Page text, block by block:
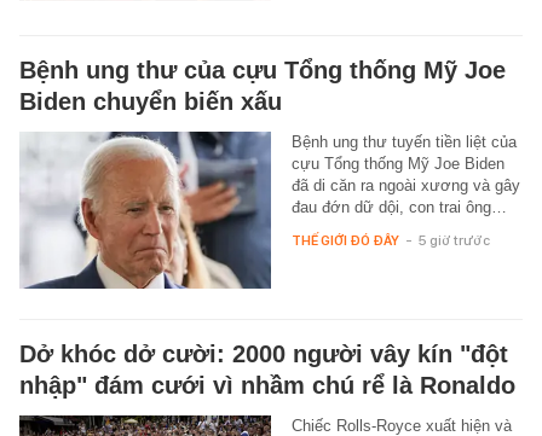
Bệnh ung thư của cựu Tổng thống Mỹ Joe
Biden chuyển biến xấu
Bệnh ung thư tuyến tiền liệt của
cựu Tổng thống Mỹ Joe Biden
đã di căn ra ngoài xương và gây
đau đớn dữ dội, con trai ông…
THẾ GIỚI ĐÓ ĐÂY - 5 giờ trước
Dở khóc dở cười: 2000 người vây kín "đột
nhập" đám cưới vì nhầm chú rể là Ronaldo
Chiếc Rolls-Royce xuất hiện và